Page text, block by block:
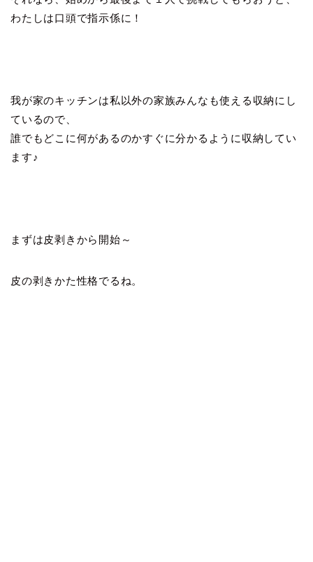
わたしは口頭で指示係に！
我が家のキッチンは私以外の家族みんなも使える収納にし
ているので、
誰でもどこに何があるのかすぐに分かるように収納してい
ます♪
まずは皮剥きから開始～
皮の剥きかた性格でるね。